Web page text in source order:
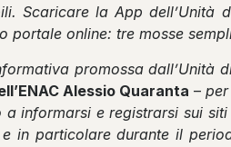
Scaricare la App
portale online: tre mosse
promossa
Alessio Quaranta –
informarsi e registrarsi sui
in particolare durante il